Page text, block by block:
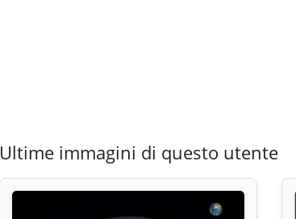
Ultime immagini di questo utente